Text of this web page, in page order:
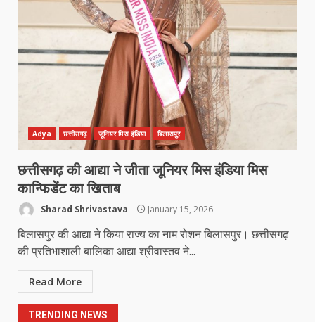
Adya छत्तीसगढ़ जूनियर मिस इंडिया बिलासपुर
छत्तीसगढ़ की आद्या ने जीता जूनियर मिस इंडिया मिस
कान्फिडेंट का खिताब
Sharad Shrivastava January 15, 2026
बिलासपुर की आद्या ने किया राज्य का नाम रोशन बिलासपुर। छत्तीसगढ़
की प्रतिभाशाली बालिका आद्या श्रीवास्तव ने...
Read More
TRENDING NEWS
5
मध्यप्रदेश को अस्मिता वेस्ट जोन हॉकी लीग
सब जूनियर बालिका वर्ग का खिताब
March 24, 2026
6
खल्लारी माता मंदिर का रोप-वे टूटा, महिला
की मौत
March 22, 2026
राष्ट्रीय पवार क्षत्रिय महासभा भारत की
सामान्य सभा डोंगरगढ़ में कल
March 21, 2026
1
March 25, 2026